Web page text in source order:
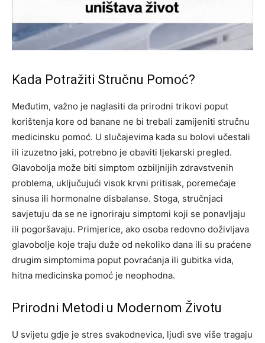
Kada Potražiti Stručnu Pomoć?
Međutim, važno je naglasiti da prirodni trikovi poput
korištenja kore od banane ne bi trebali zamijeniti stručnu
medicinsku pomoć. U slučajevima kada su bolovi učestali
ili izuzetno jaki, potrebno je obaviti ljekarski pregled.
Glavobolja može biti simptom ozbiljnijih zdravstvenih
problema, uključujući visok krvni pritisak, poremećaje
sinusa ili hormonalne disbalanse. Stoga, stručnjaci
savjetuju da se ne ignoriraju simptomi koji se ponavljaju
ili pogoršavaju. Primjerice, ako osoba redovno doživljava
glavobolje koje traju duže od nekoliko dana ili su praćene
drugim simptomima poput povraćanja ili gubitka vida,
hitna medicinska pomoć je neophodna.
Prirodni Metodi u Modernom Životu
U svijetu gdje je stres svakodnevica, ljudi sve više tragaju